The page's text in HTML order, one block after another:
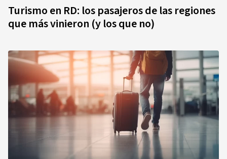
Turismo en RD: los pasajeros de las regiones
que más vinieron (y los que no)